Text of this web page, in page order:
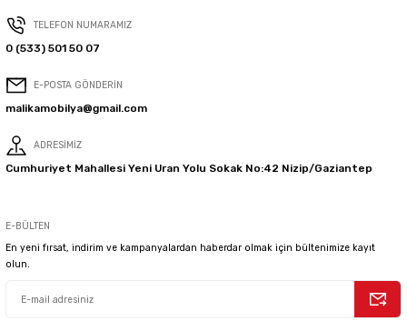
TELEFON NUMARAMIZ
0 (533) 501 50 07
E-POSTA GÖNDERİN
malikamobilya@gmail.com
ADRESİMİZ
Cumhuriyet Mahallesi Yeni Uran Yolu Sokak No:42 Nizip/Gaziantep
E-BÜLTEN
En yeni fırsat, indirim ve kampanyalardan haberdar olmak için bültenimize kayıt
olun.